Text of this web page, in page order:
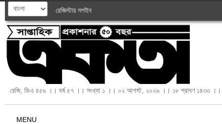
রেজিস্টার লগইন
রেজি, ডিএ ৪৫৬ ।। বর্ষ ৫৭ ।। সংখ্যা ১ ।। ০২ আগস্ট, ২০২৬ ।। ১৮ শ্রাবণ ১৪৩৩ ।।
MENU